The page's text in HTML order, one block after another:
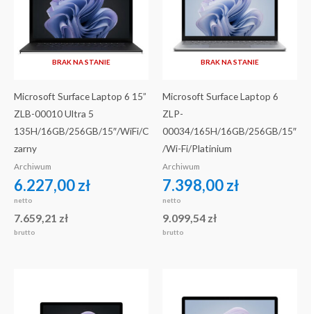
BRAK NA STANIE
Microsoft Surface Laptop 6 15”
ZLB-00010 Ultra 5
135H/16GB/256GB/15″/WiFi/C
zarny
Archiwum
6.227,00zł
netto
7.659,21 zł
brutto
BRAK NA STANIE
Microsoft Surface Laptop 6
ZLP-
00034/165H/16GB/256GB/15″
/Wi-Fi/Platinium
Archiwum
7.398,00zł
netto
9.099,54 zł
brutto